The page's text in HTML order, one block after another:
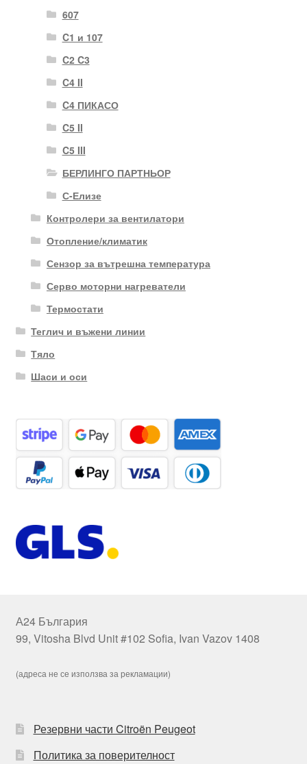
607
C1 и 107
C2 C3
C4 II
C4 ПИКАСО
C5 II
C5 III
БЕРЛИНГО ПАРТНЬОР
С-Елизе
Контролери за вентилатори
Отопление/климатик
Сензор за вътрешна температура
Серво моторни нагреватели
Термостати
Теглич и въжени линии
Тяло
Шаси и оси
А24 България
99, Vitosha Blvd Unit #102 Sofia, Ivan Vazov 1408
(адреса не се използва за рекламации)
Резервни части Citroën Peugeot
Политика за поверителност